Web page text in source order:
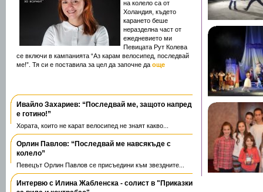
на колело са от
Холандия, където
карането беше
неразделна част от
ежедневието ми
Певицата Рут Колева
се включи в кампанията “Аз карам велосипед, последвай
ме!”. Тя си е поставила за цел да започне да още
Ивайло Захариев: “Последвай ме, защото напред
е готино!”
Хората, които не карат велосипед не знаят какво...
Орлин Павлов: “Последвай ме навсякъде с
колело”
Певецът Орлин Павлов се присъедини към звездните...
Интервю с Илина Жабленска - солист в "Приказки